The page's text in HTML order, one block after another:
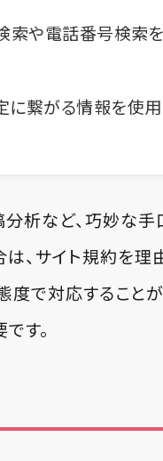
索や電話番号検索
繋がる情報を使用
析など、巧妙な手
、サイト規約を理
度で対応すること
す。